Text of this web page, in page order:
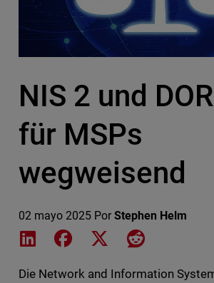
NIS 2 und
für MSPs
wegweisend
02 mayo 2025 Por Stephen Helm
Share on LinkedIn
Share on Facebook
Share on XShare on
Die Network and Information